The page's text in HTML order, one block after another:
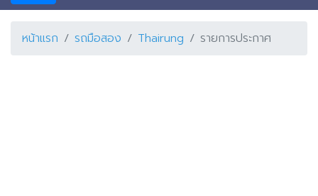
หน้าแรก รถมือสอง Thairung รายการประกาศ